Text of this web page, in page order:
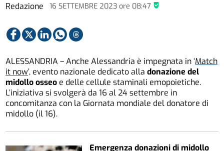
Redazione 16 SETTEMBRE 2023ore 08:47
ALESSANDRIA – Anche Alessandria è impegnata in ‘Match
it now’, evento nazionale dedicato alladonazione del
midollo osseo e delle cellule staminali emopoietiche.
L’iniziativa si svolgerà da 16 al 24 settembre in
concomitanza con la Giornata mondiale del donatore di
midollo (il 16).
Emergenza donazioni di midollo